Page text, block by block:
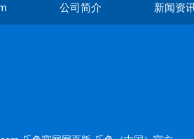
公司简介 新闻资